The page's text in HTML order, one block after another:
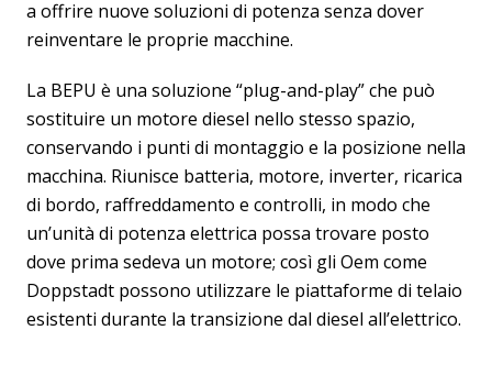
a offrire nuove soluzioni di potenza senza dover
reinventare le proprie macchine.
La BEPU è una soluzione “plug-and-play” che può
sostituire un motore diesel nello stesso spazio,
conservando i punti di montaggio e la posizione nella
macchina. Riunisce batteria, motore, inverter, ricarica
di bordo, raffreddamento e controlli, in modo che
un’unità di potenza elettrica possa trovare posto
dove prima sedeva un motore; così gli Oem come
Doppstadt possono utilizzare le piattaforme di telaio
esistenti durante la transizione dal diesel all’elettrico.